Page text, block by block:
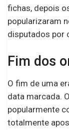
fichas, depois
popularizaram
disputados por
Fim dos
O fim de uma
data marcada.
popularmente
totalmente